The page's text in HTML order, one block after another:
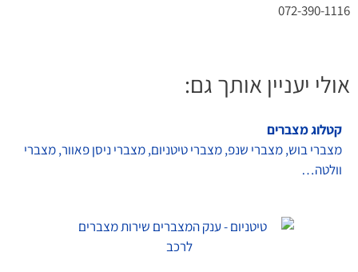
072-390-1116
אולי יעניין אותך גם:
קטלוג מצברים
מצברי בוש, מצברי שנפ, מצברי טיטניום, מצברי ניסן פאוור, מצברי
וולטה…